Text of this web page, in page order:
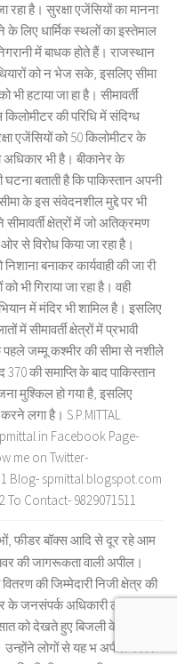
रहा है। सुरक्षा एजेंसियों का मानना
के लिए धार्मिक स्थलों का इस्तेमाल
में बाधक होते हैं। राजस्थान
को न भेज सके, इसलिए सीमा
हटाया जा हा है। सीमावर्ती
की परिधि में संदिग्ध
एजेंसियों को 50 किलोमीटर के
भी है। बीकानेर के
बताती है कि पाकिस्तान अपनी
के इस संवेदनशील मुद्दे पर भी
क्षेत्रों में जो अतिक्रमण
से विरोध किया जा रहा है।
बनाकर कार्यवाही की जा री
भी गिराया जा रहा है। वही
में मंदिर भी शामिल है। इसलिए
में सीमावर्ती क्षेत्रों में प्रभावी
जम्मू कश्मीर की सीमा से नशीले
की समाप्ति के बाद पाकिस्तान
मुश्किल हो गया है, इसलिए
लगा है। S.P.MITTAL
Facebook Page-
me on Twitter-
Blog- spmittal.blogspot.com
To Contact- 9829071511
फीडर बॉक्स आदि से दूर रहे आम
की जागरूकता वाली अपील।
की जिम्मेदारी निजी क्षेत्र की
के जनसंपर्क अधिकारी लक्ष्मीकांत
को देखते हुए बिजली के
लोगों से यह भ अपील की कि